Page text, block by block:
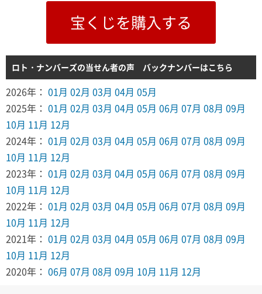
宝くじを購入する
ロト・ナンバーズの当せん者の声 バックナンバーはこちら
2026年： 01月 02月 03月 04月 05月
2025年： 01月 02月 03月 04月 05月 06月 07月 08月 09月
10月 11月 12月
2024年： 01月 02月 03月 04月 05月 06月 07月 08月 09月
10月 11月 12月
2023年： 01月 02月 03月 04月 05月 06月 07月 08月 09月
10月 11月 12月
2022年： 01月 02月 03月 04月 05月 06月 07月 08月 09月
10月 11月 12月
2021年： 01月 02月 03月 04月 05月 06月 07月 08月 09月
10月 11月 12月
2020年： 06月 07月 08月 09月 10月 11月 12月